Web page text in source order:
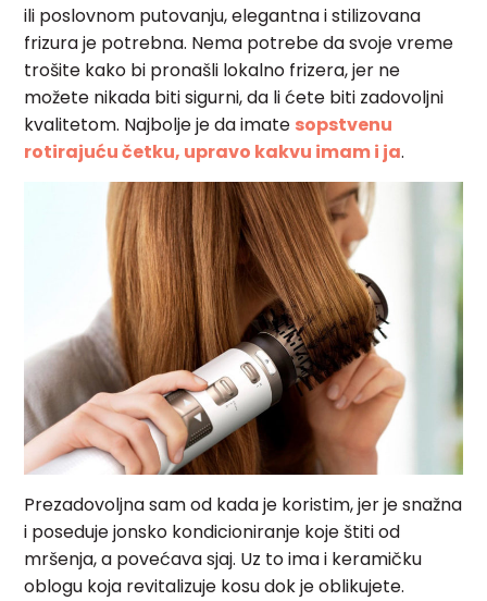
ili poslovnom putovanju, elegantna i stilizovana
frizura je potrebna. Nema potrebe da svoje vreme
trošite kako bi pronašli lokalno frizera, jer ne
možete nikada biti sigurni, da li ćete biti zadovoljni
kvalitetom. Najbolje je da imate sopstvenu
rotirajuću četku, upravo kakvu imam i ja.
Prezadovoljna sam od kada je koristim, jer je snažna
i poseduje jonsko kondicioniranje koje štiti od
mršenja, a povećava sjaj. Uz to ima i keramičku
oblogu koja revitalizuje kosu dok je oblikujete.